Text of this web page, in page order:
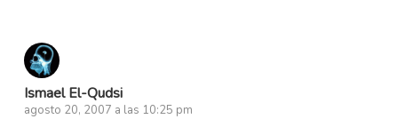
Ismael El-Qudsi
agosto 20, 2007 a las 10:25 pm